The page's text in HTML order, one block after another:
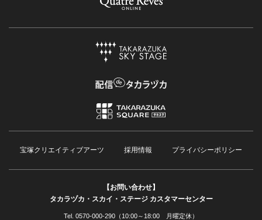
宝塚クリエイティブアーツ 採用情報 プライバシーポリシー
【お問い合わせ】
タカラヅカ・スカイ・ステージ カスタマーセンター
Tel. 0570-000-290（10:00～18:00 月曜定休）